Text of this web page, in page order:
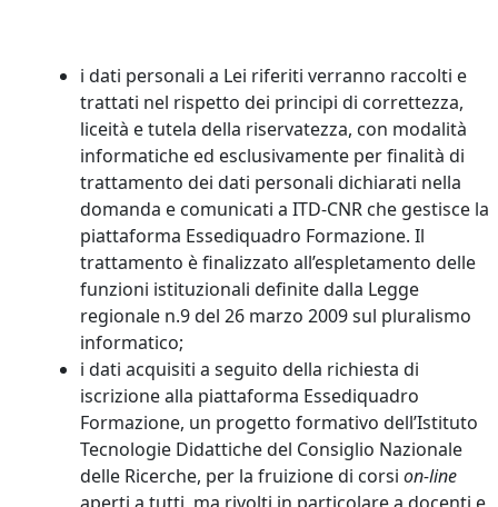
i dati personali a Lei riferiti verranno raccolti e
trattati nel rispetto dei principi di correttezza,
liceità e tutela della riservatezza, con modalità
informatiche ed esclusivamente per finalità di
trattamento dei dati personali dichiarati nella
domanda e comunicati a ITD-CNR che gestisce la
piattaforma Essediquadro Formazione. Il
trattamento è finalizzato all’espletamento delle
funzioni istituzionali definite dalla Legge
regionale n.9 del 26 marzo 2009 sul pluralismo
informatico;
i dati acquisiti a seguito della richiesta di
iscrizione alla piattaforma Essediquadro
Formazione, un progetto formativo dell’Istituto
Tecnologie Didattiche del Consiglio Nazionale
delle Ricerche, per la fruizione di corsi on-line